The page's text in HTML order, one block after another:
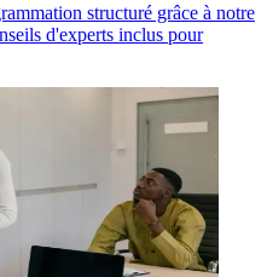
structuré grâce à notre
d'experts inclus pour